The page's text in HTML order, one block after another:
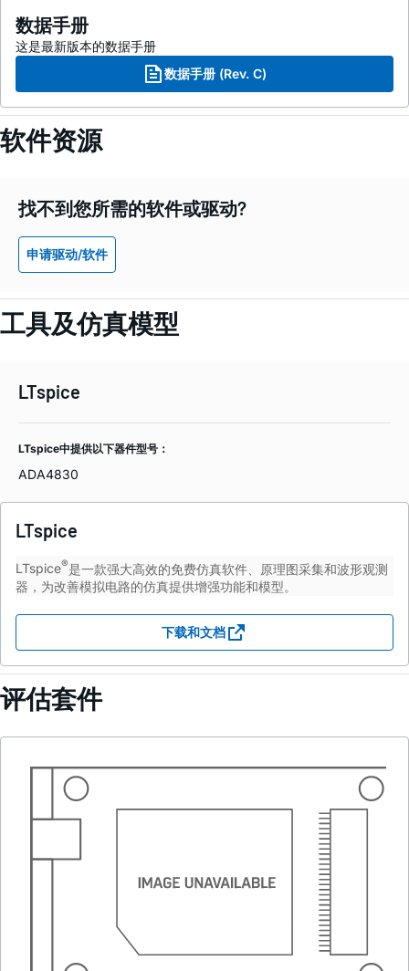
数据手册
这是最新版本的数据手册
数据手册 (Rev. C)
软件资源
找不到您所需的软件或驱动?
申请驱动/软件
工具及仿真模型
LTspice
LTspice中提供以下器件型号：
ADA4830
LTspice
LTspice®是一款强大高效的免费仿真软件、原理图采集和波形观测
器，为改善模拟电路的仿真提供增强功能和模型。
下载和文档
评估套件